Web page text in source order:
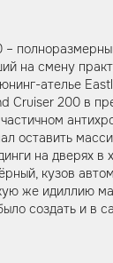
–
на смену
ателье
Cruiser 200 в
оставить
на дверях в
кузов
же идиллию
создать и в